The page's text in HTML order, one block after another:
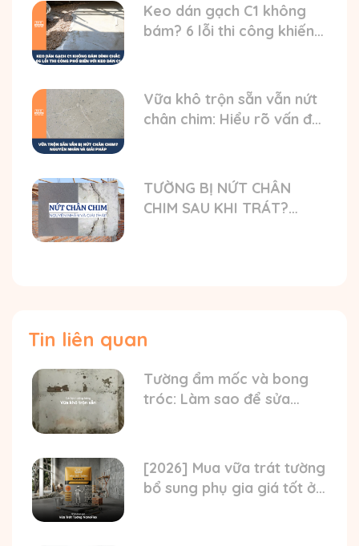
Keo dán gạch C1 không
bám? 6 lỗi thi công khiến
Vữa khô trộn sẵn vẫn nứt
chân chim: Hiểu rõ vấn đề
TƯỜNG BỊ NỨT CHÂN
CHIM SAU KHI TRÁT?
Tin liên quan
Tường ẩm mốc và bong
tróc: Làm sao để sửa
[2026] Mua vữa trát tường
bổ sung phụ gia giá tốt ở